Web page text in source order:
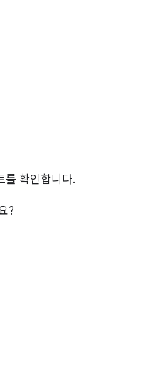
를 확인합니다.
?